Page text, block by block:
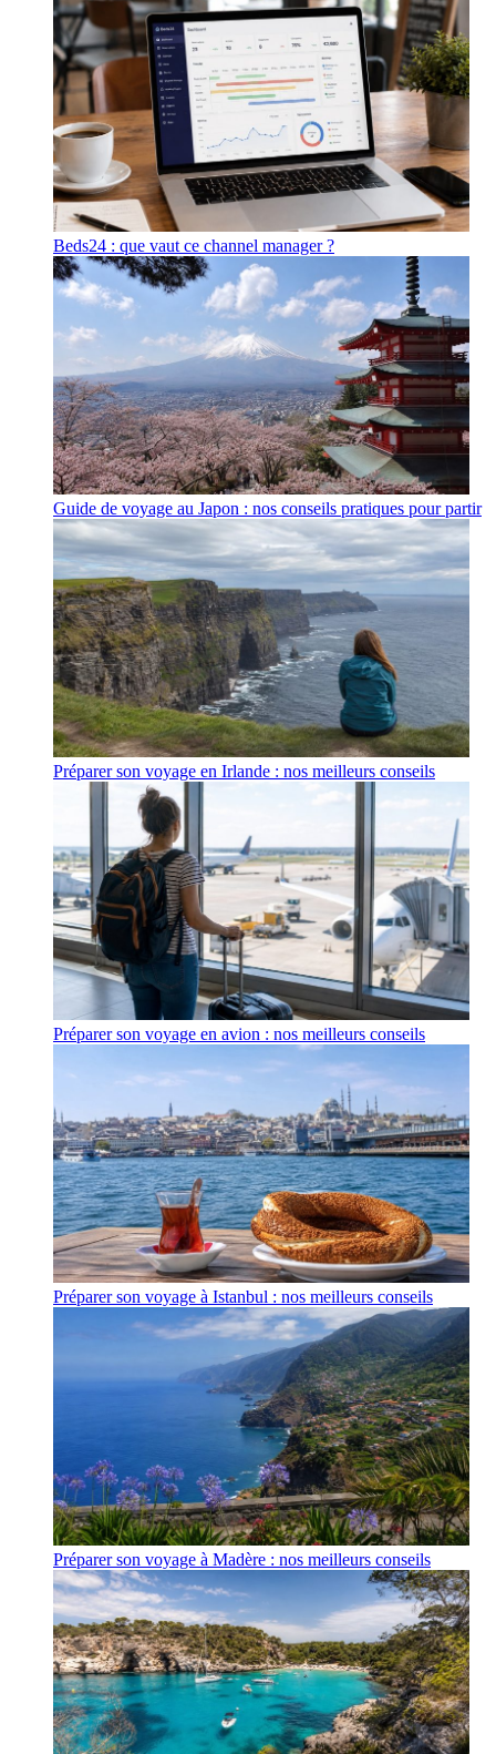
Beds24 : que vaut ce channel manager ?
Guide de voyage au Japon : nos conseils pratiques pour partir
Préparer son voyage en Irlande : nos meilleurs conseils
Préparer son voyage en avion : nos meilleurs conseils
Préparer son voyage à Istanbul : nos meilleurs conseils
Préparer son voyage à Madère : nos meilleurs conseils